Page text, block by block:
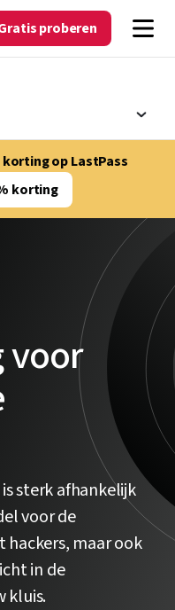
proberen
op LastPass
korting
voor
sterk afhankelijk
voor de
maar ook
in de
kluis.